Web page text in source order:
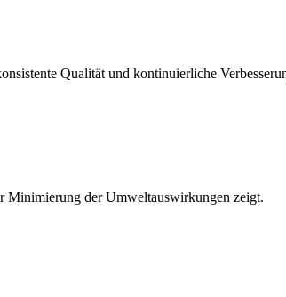
Qualität und kontinuierliche
Minimierung der Umweltauswirkungen zeigt.